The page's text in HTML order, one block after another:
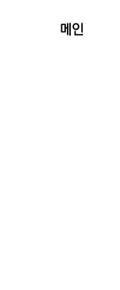
메인